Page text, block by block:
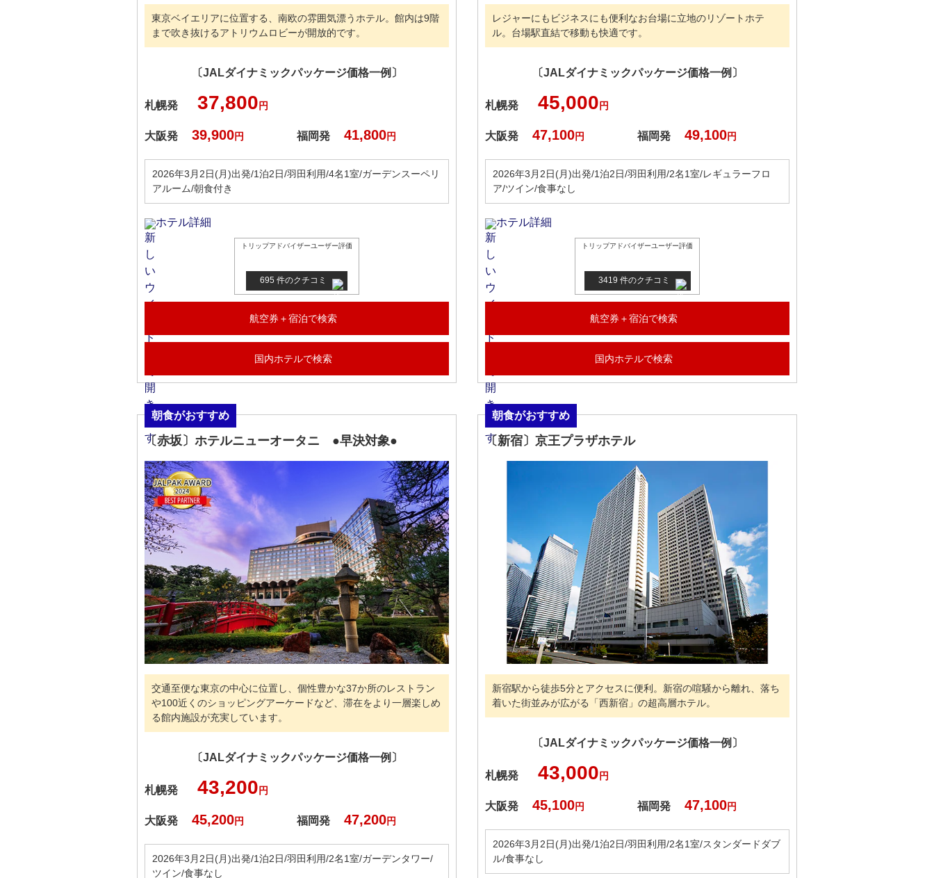
東京ベイエリアに位置する、南欧の雰囲気漂うホテル。館内は9階
まで吹き抜けるアトリウムロビーが開放的です。
〔JALダイナミックパッケージ価格一例〕
札幌発 37,800 円
大阪発 39,900円 福岡発 41,800円
2026年3月2日(月)出発/1泊2日/羽田利用/4名1室/ガーデンスーペリ
アルーム/朝食付き
ホテル詳細
トリップアドバイザーユーザー評価
695 件のクチコミ
航空券＋宿泊で検索
国内ホテルで検索
レジャーにもビジネスにも便利なお台場に立地のリゾートホテ
ル。台場駅直結で移動も快適です。
〔JALダイナミックパッケージ価格一例〕
札幌発 45,000 円
大阪発 47,100円 福岡発 49,100円
2026年3月2日(月)出発/1泊2日/羽田利用/2名1室/レギュラーフロ
ア/ツイン/食事なし
ホテル詳細
トリップアドバイザーユーザー評価
3419 件のクチコミ
航空券＋宿泊で検索
国内ホテルで検索
朝食がおすすめ
〔赤坂〕ホテルニューオータニ ●早決対象●
交通至便な東京の中心に位置し、個性豊かな37か所のレストラン
や100近くのショッピングアーケードなど、滞在をより一層楽しめ
る館内施設が充実しています。
〔JALダイナミックパッケージ価格一例〕
札幌発 43,200 円
大阪発 45,200円 福岡発 47,200円
2026年3月2日(月)出発/1泊2日/羽田利用/2名1室/ガーデンタワー/
ツイン/食事なし
朝食がおすすめ
〔新宿〕京王プラザホテル
新宿駅から徒歩5分とアクセスに便利。新宿の喧騒から離れ、落ち
着いた街並みが広がる「西新宿」の超高層ホテル。
〔JALダイナミックパッケージ価格一例〕
札幌発 43,000 円
大阪発 45,100円 福岡発 47,100円
2026年3月2日(月)出発/1泊2日/羽田利用/2名1室/スタンダードダブ
ル/食事なし